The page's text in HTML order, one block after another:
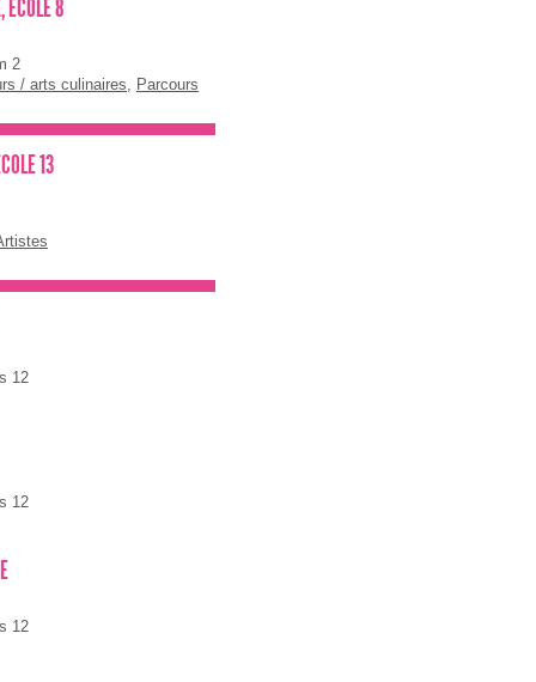
8
2
/ arts culinaires, Parcours
13
12
12
12